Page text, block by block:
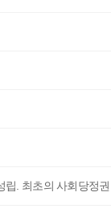
립. 최초의 사회당정권